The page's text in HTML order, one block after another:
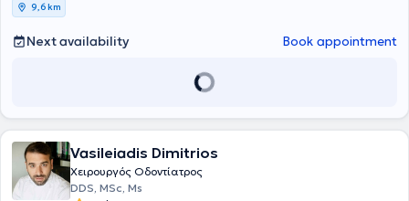
9,6 km
Next availability Book appointment
Vasileiadis Dimitrios
Χειρουργός Οδοντίατρος
DDS, MSc, Ms